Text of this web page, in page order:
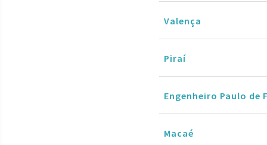
Valença
Piraí
Engenheiro Paulo de
Macaé